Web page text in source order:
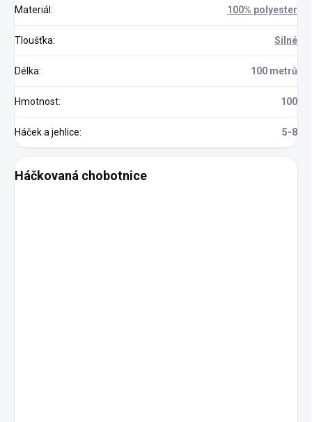
Materiál : 100% polyester
Tloušťka: Silné
Délka: 100 metrů
Hmotnost: 100
Háček a jehlice: 5-8
Háčkovaná chobotnice